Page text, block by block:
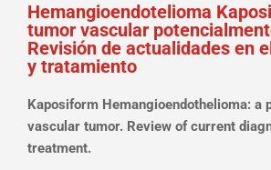
Hemangioendotelioma
tumor vascular
Revisión de actualidades en
y tratamiento
Kaposiform Hemangioendothelioma: a
vascular tumor. Review of current
treatment.